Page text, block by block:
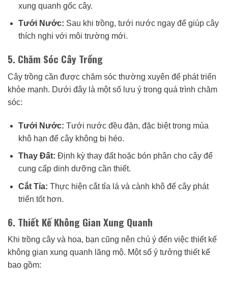
xung quanh gốc cây.
Tưới Nước: Sau khi trồng, tưới nước ngay để giúp cây
thích nghi với môi trường mới.
5. Chăm Sóc Cây Trồng
Cây trồng cần được chăm sóc thường xuyên để phát triển
khỏe mạnh. Dưới đây là một số lưu ý trong quá trình chăm
sóc:
Tưới Nước: Tưới nước đều đặn, đặc biệt trong mùa
khô hạn để cây không bị héo.
Thay Đất: Định kỳ thay đất hoặc bón phân cho cây để
cung cấp dinh dưỡng cần thiết.
Cắt Tỉa: Thực hiện cắt tỉa lá và cành khô để cây phát
triển tốt hơn.
6. Thiết Kế Không Gian Xung Quanh
Khi trồng cây và hoa, bạn cũng nên chú ý đến việc thiết kế
không gian xung quanh lăng mộ. Một số ý tưởng thiết kế
bao gồm: